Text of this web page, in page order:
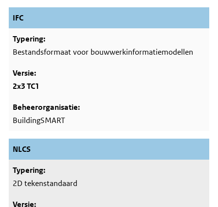
IFC
Bestandsformaat voor bouwwerkinformatiemodellen
2x3 TC1
BuildingSMART
NLCS
2D tekenstandaard